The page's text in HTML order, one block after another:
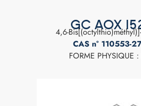
GC AOX
4,6-
CAS n° 110553-
FORME PHYSIQUE